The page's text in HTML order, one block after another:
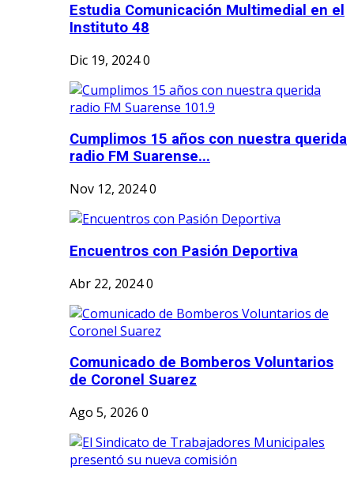
Estudia Comunicación Multimedial en el
Instituto 48
Dic 19, 20240
Cumplimos 15 años con nuestra querida
radio FM Suarense...
Nov 12, 20240
Encuentros con Pasión Deportiva
Abr 22, 20240
Comunicado de Bomberos Voluntarios
de Coronel Suarez
Ago 5, 2026 0